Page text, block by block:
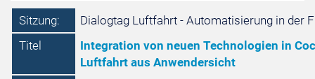
Sitzung:
Dialogtag Luftfahrt - Automatisierung in der
Titel
Integration von neuen Technologien in
Luftfahrt aus Anwendersicht